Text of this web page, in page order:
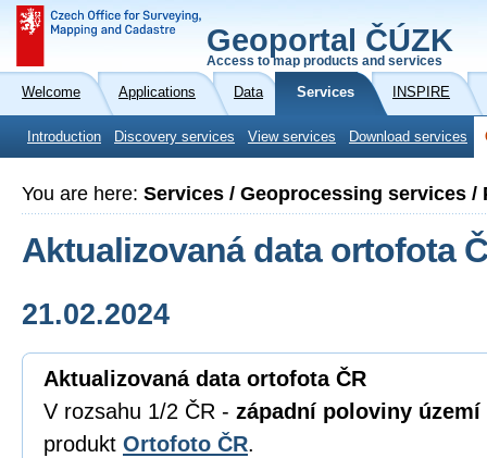
Geoportal ČÚZK
Access to map products and services
Welcome Applications Data Services INSPIRE
Introduction Discovery services View services Download services
You are here: Services / Geoprocessing services /
Aktualizovaná data ortofota
21.02.2024
Aktualizovaná data ortofota ČR
V rozsahu 1/2 ČR - západní poloviny území
produkt Ortofoto ČR.